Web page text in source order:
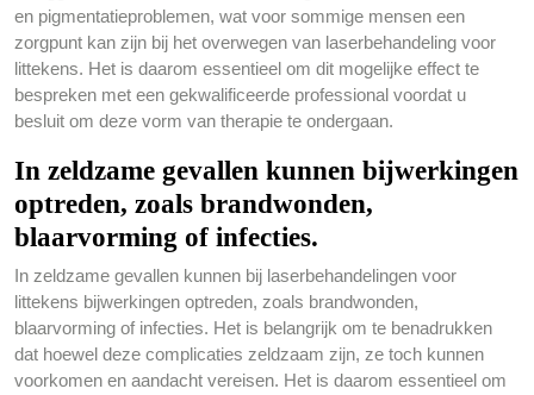
en pigmentatieproblemen, wat voor sommige mensen een
zorgpunt kan zijn bij het overwegen van laserbehandeling voor
littekens. Het is daarom essentieel om dit mogelijke effect te
bespreken met een gekwalificeerde professional voordat u
besluit om deze vorm van therapie te ondergaan.
In zeldzame gevallen kunnen bijwerkingen
optreden, zoals brandwonden,
blaarvorming of infecties.
In zeldzame gevallen kunnen bij laserbehandelingen voor
littekens bijwerkingen optreden, zoals brandwonden,
blaarvorming of infecties. Het is belangrijk om te benadrukken
dat hoewel deze complicaties zeldzaam zijn, ze toch kunnen
voorkomen en aandacht vereisen. Het is daarom essentieel om